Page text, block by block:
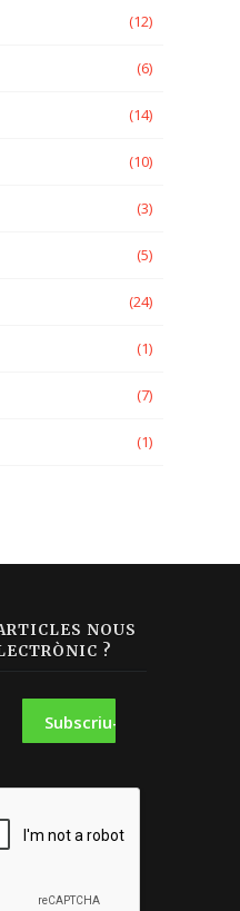
(12)
(6)
(14)
(10)
(3)
(5)
(24)
(1)
(7)
(1)
NOUS
?